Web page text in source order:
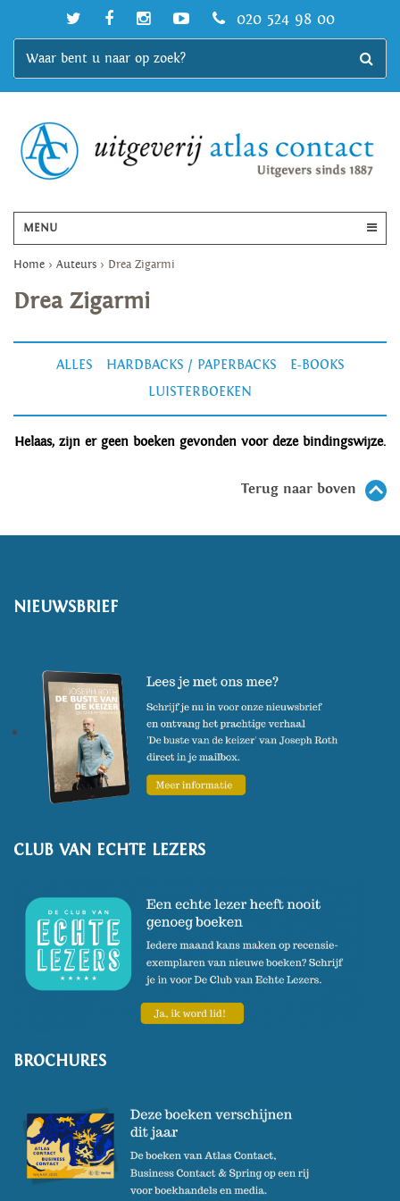
020 524 98 00
MENU
Home > Auteurs > Drea Zigarmi
Drea Zigarmi
ALLES HARDBACKS / PAPERBACKS
E-BOOKS
LUISTERBOEKEN
Helaas, zijn er geen boeken gevonden voor deze bindingswijze.
Terug naar boven
NIEUWSBRIEF
CLUB VAN ECHTE LEZERS
BROCHURES